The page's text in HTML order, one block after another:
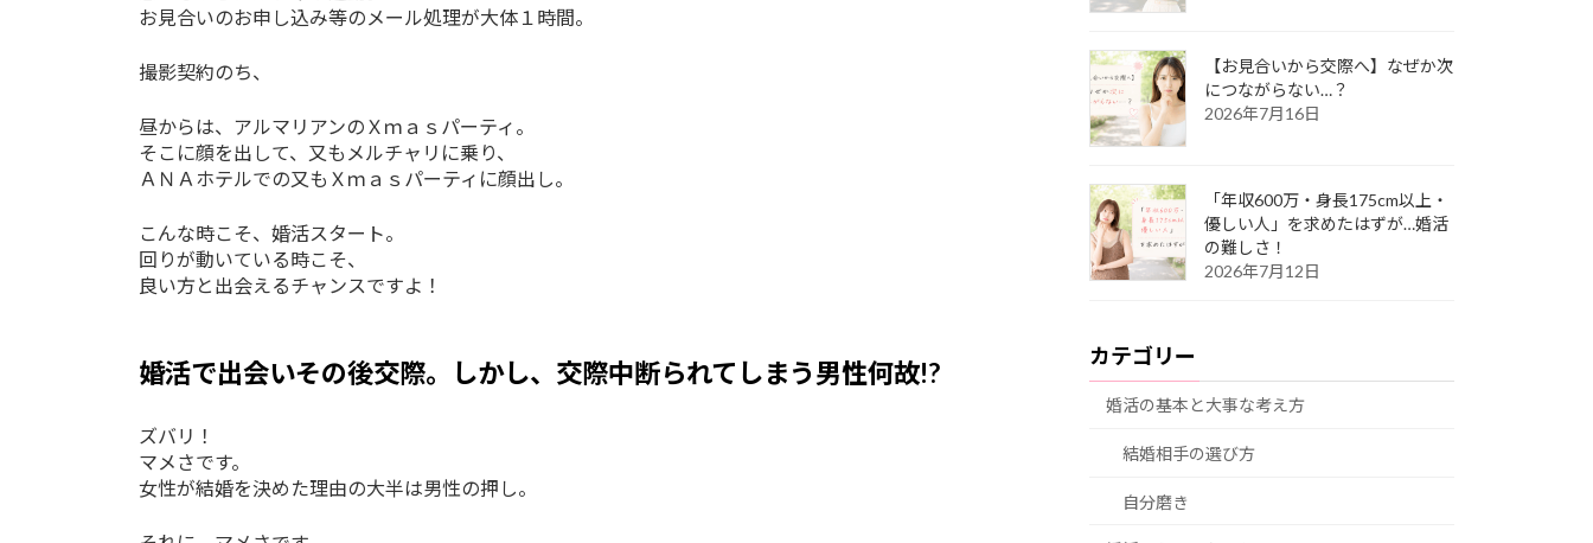
お見合いのお申し込み等のメール処理が大体１時間。
撮影契約のち、
昼からは、アルマリアンのＸｍａｓパーティ。
そこに顔を出して、又もメルチャリに乗り、
ＡＮＡホテルでの又もＸｍａｓパーティに顔出し。
こんな時こそ、婚活スタート。
回りが動いている時こそ、
良い方と出会えるチャンスですよ！
婚活で出会いその後交際。しかし、交際中断られてしまう男性何故!?
ズバリ！
マメさです。
女性が結婚を決めた理由の大半は男性の押し。
【お見合いから交際へ】なぜか次
につながらない…？
2026年7月16日
「年収600万・身長175cm以上・
優しい人」を求めたはずが…婚活
の難しさ！
2026年7月12日
カテゴリー
婚活の基本と大事な考え方
結婚相手の選び方
自分磨き